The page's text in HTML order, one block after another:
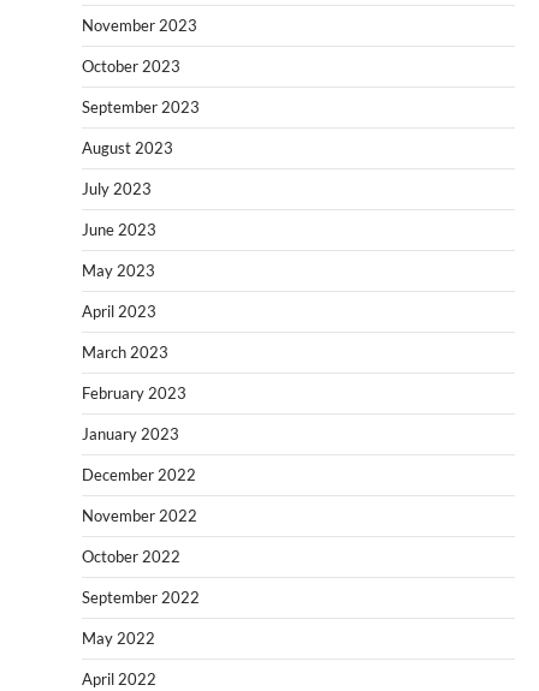
November 2023
October 2023
September 2023
August 2023
July 2023
June 2023
May 2023
April 2023
March 2023
February 2023
January 2023
December 2022
November 2022
October 2022
September 2022
May 2022
April 2022